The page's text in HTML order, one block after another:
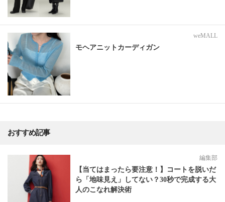
weMALL
モヘアニットカーディガン
おすすめ記事
編集部
【当てはまったら要注意！】コートを脱いだ
ら「地味見え」してない？30秒で完成する大
人のこなれ解決術